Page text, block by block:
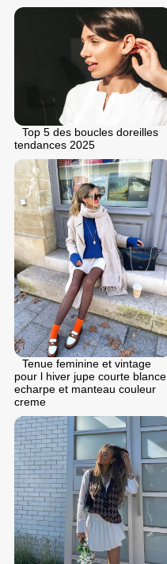
Top 5 des boucles doreilles
tendances 2025
Tenue feminine et vintage
pour l hiver jupe courte blance
echarpe et manteau couleur
creme